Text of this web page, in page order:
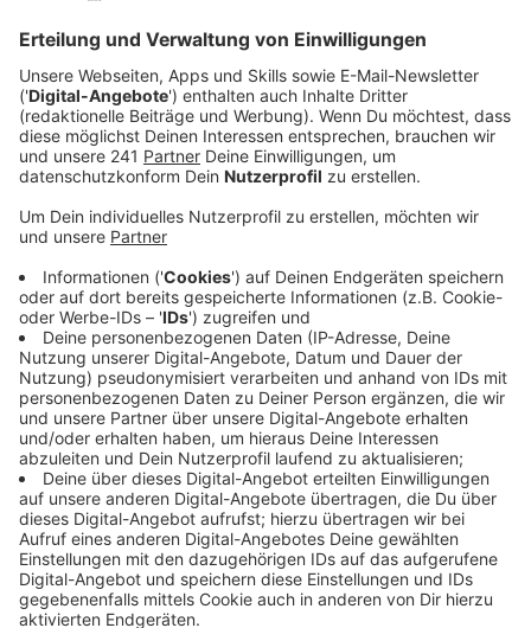
Anzeige
Auch in den Bussen der Wupsi können die
Rücksichtnahme zurückgeht. Es kommt regelmäßig zu
werden oder Fahrgäste sich weigern, die Busse zu
verlassen, sagt die Wupsi. Viele Konflikte lassen sich
vor Ort regeln, aber circa ein Mal im Monat kommt es
laut der Wupsi zu Vorfällen, zu denen dann auch die
Polizei dazu geholt werden muss.
Anzeige
Gründe für Zunahme unklar
Anzeige